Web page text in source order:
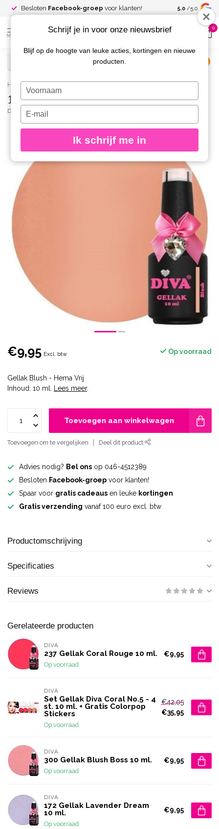
Besloten Facebook-groep voor klanten! Spaar voor
kortingen
5.0 /5.0
MENU
0
Home / 136 Gellak Blush 10 ml.
136 Gellak Blush 10 ml.
DIVA
€9,95 Excl. btw Op voorraad
Gellak Blush - Hema Vrij
Inhoud: 10 ml.
Lees meer.
Toevoegen aan winkelwagen
Toevoegen om te vergelijken Deel dit product
Advies nodig? Bel ons op 046-4512389
Besloten Facebook-groep voor klanten!
Spaar voor gratis cadeaus en leuke kortingen
Gratis verzending vanaf 100 euro excl. btw
Productomschrijving
Specificaties
Reviews
Gerelateerde producten
DIVA
237 Gellak Coral Rouge 10 ml.
Op voorraad
€9,95
DIVA
Set Gellak Diva Coral No.5 - 4
st. 10 ml. + Gratis Colorpop
Stickers
Op voorraad
€42,05
€35,95
DIVA
300 Gellak Blush Boss 10 ml.
Op voorraad
€9,95
DIVA
172 Gellak Lavender Dream
10 ml.
Op voorraad
€9,95
Schrijf je in voor onze nieuwsbrief
Blijf op de hoogte van leuke acties, kortingen en nieuwe
producten.
Typ
je
naam
Typ
je
e-
in
Ik schrijf me in